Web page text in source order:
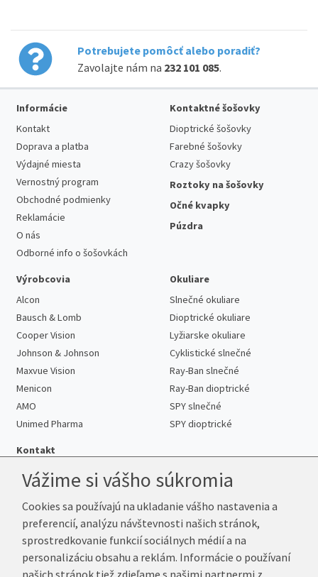
Potrebujete pomôcť alebo poradiť?
Zavolajte nám na 232 101 085.
Informácie
Kontakt
Doprava a platba
Výdajné miesta
Vernostný program
Obchodné podmienky
Reklamácie
O nás
Odborné info o šošovkách
Kontaktné šošovky
Dioptrické šošovky
Farebné šošovky
Crazy šošovky
Roztoky na šošovky
Očné kvapky
Púzdra
Výrobcovia
Alcon
Bausch & Lomb
Cooper Vision
Johnson & Johnson
Maxvue Vision
Menicon
AMO
Unimed Pharma
Okuliare
Slnečné okuliare
Dioptrické okuliare
Lyžiarske okuliare
Cyklistické slnečné
Ray-Ban slnečné
Ray-Ban dioptrické
SPY slnečné
SPY dioptrické
Kontakt
Telefón:+421 222 205 863
E-mail:info@kup-sosovky.sk
Reklamačná adresa
Andrea Votavová
Vážime si vášho súkromia
Cookies sa používajú na ukladanie vášho nastavenia a
preferencií, analýzu návštevnosti našich stránok,
sprostredkovanie funkcií sociálnych médií a na
personalizáciu obsahu a reklám. Informácie o používaní
našich stránok tiež zdieľame s našimi partnermi z